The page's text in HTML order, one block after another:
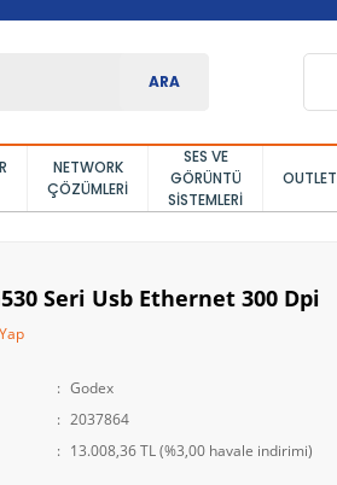
ARA
NETWORK
ÇÖZÜMLERI
SES VE
GÖRÜNTÜ
SISTEMLERI
OUTLET
Seri Usb Ethernet 300 Dpi
Godex
2037864
13.008,36 TL (%3,00 havale indirimi)